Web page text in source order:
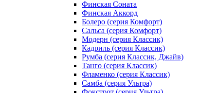
Финская Соната
Финская Аккорд
Болеро (серия Комфорт)
Сальса (серия Комфорт)
Модерн (серия Классик)
Кадриль (серия Классик)
Румба (серия Классик, Джайв)
Танго (серия Классик)
Фламенко (серия Классик)
Самба (серия Ультра)